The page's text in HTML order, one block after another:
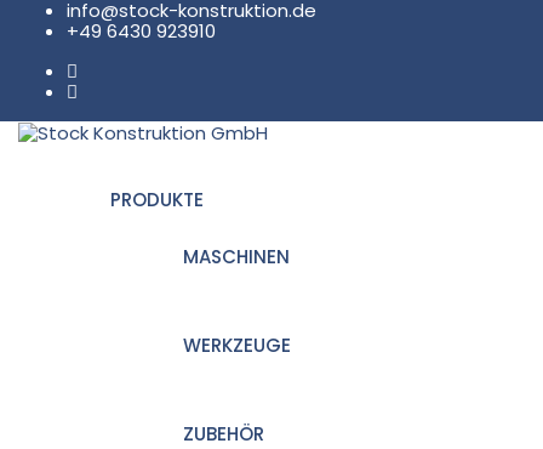
info@stock-konstruktion.de
+49 6430 923910
Stock Konstruktion GmbH
PRODUKTE
MASCHINEN
WERKZEUGE
ZUBEHÖR